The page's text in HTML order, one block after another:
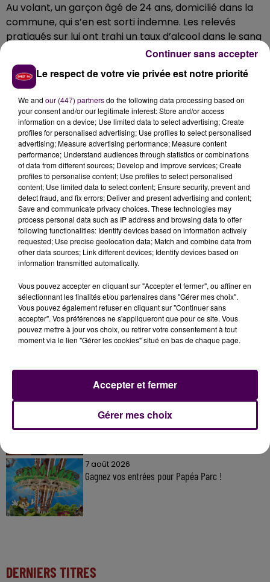
Au volant, un garçon âgé de 24 ans, domicilié dans la
commune, qui s’en est sorti indemne. Les relevés
pratiqués sur lui ont trahi un taux d’alcool dans le sang
"presque quatre fois supérieur au maximum
autorisé"
Permis immédiatement retiré
Outre les dégâts matériels, personne n’a donc été
blessé au cours de cet accident, qui, s’il s’était produit
à une autre heure de la journée, aurait pu avoir de plus
fâcheuses conséquences. Le permis de conduire de
l’intéressé lui a immédiatement été retiré.
À LA UNE
7 août 2026
11 juillet 2026
Inscrivez-vous au casting The Voice & The Voice
Kids !
7 août 2026
Gagnez vos entrées pour Papéa Parc !
DERNIERS TITRES
Le respect de votre vie privée est notre priorité
We and our (447) partnersdo the following data processing based on
your consent and/or our legitimate interest: Store and/or access
information on a device; Use limited data to select advertising; Create
profiles for personalised advertising; Use profiles to select personalised
advertising; Measure advertising performance; Measure content
performance; Understand audiences through statistics or combinations
of data from different sources; Develop and improve services; Create
profiles to personalise content; Use profiles to select personalised
content; Use limited data to select content; Ensure security, prevent and
detect fraud, and fix errors; Deliver and present advertising and content;
Save and communicate privacy choices. These technologies may
process personal data such as IP address and browsing data to offer
following functionalities: Identify devices based on information actively
requested; Use precise geolocation data; Match and combine data from
other data sources; Link different devices; Identify devices based on
information transmitted automatically.
Vous pouvez accepter en cliquant sur "Accepter et fermer", ou affiner en
sélectionnant les finalités et/ou partenaires dans "Gérer mes choix".
Vous pouvez également refuser en cliquant sur "Continuer sans
accepter". Vos préférences ne s'appliqueront que pour ce site. Vous
pouvez mettre à jour vos choix, ou retirer votre consentement à tout
moment via le lien "Gérer les cookies" situé en bas de chaque page.
Gérer mes choix
Accepter et fermer
Continuer sans accepter